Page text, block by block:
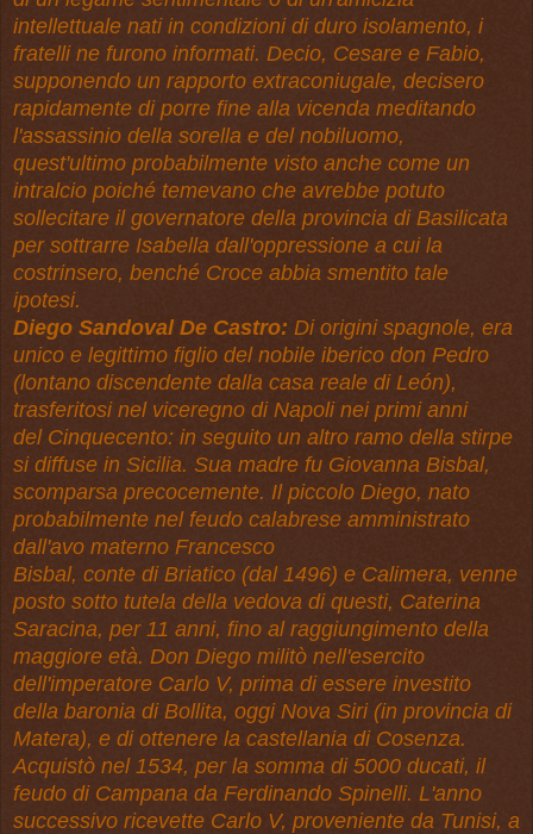
intellettuale nati in condizioni di duro isolamento, i
fratelli ne furono informati. Decio, Cesare e Fabio,
supponendo un rapporto extraconiugale, decisero
rapidamente di porre fine alla vicenda meditando
l'assassinio della sorella e del nobiluomo,
quest'ultimo probabilmente visto anche come un
intralcio poiché temevano che avrebbe potuto
sollecitare il governatore della provincia di Basilicata
per sottrarre Isabella dall'oppressione a cui la
costrinsero, benché Croce abbia smentito tale
ipotesi.
Diego Sandoval De Castro: Di origini spagnole, era
unico e legittimo figlio del nobile iberico don Pedro
(lontano discendente dalla casa reale di León),
trasferitosi nel viceregno di Napoli nei primi anni
del Cinquecento: in seguito un altro ramo della stirpe
si diffuse in Sicilia. Sua madre fu Giovanna Bisbal,
scomparsa precocemente. Il piccolo Diego, nato
probabilmente nel feudo calabrese amministrato
dall'avo materno Francesco
Bisbal, conte di Briatico (dal 1496) e Calimera, venne
posto sotto tutela della vedova di questi, Caterina
Saracina, per 11 anni, fino al raggiungimento della
maggiore età. Don Diego militò nell'esercito
dell'imperatore Carlo V, prima di essere investito
della baronia di Bollita, oggi Nova Siri (in provincia di
Matera), e di ottenere la castellania di Cosenza.
Acquistò nel 1534, per la somma di 5000 ducati, il
feudo di Campana da Ferdinando Spinelli. L'anno
successivo ricevette Carlo V, proveniente da Tunisi, a